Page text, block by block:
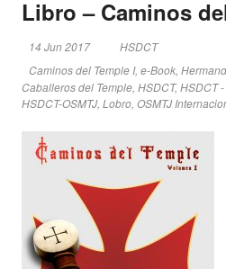
Libro – Caminos
14 Jun 2017
HSDCT
Caminos del Temple I, e-Book,
Caballeros del Temple, HSDCT,HSDCT
HSDCT-OSMTJ, Lobro, OSMTJ